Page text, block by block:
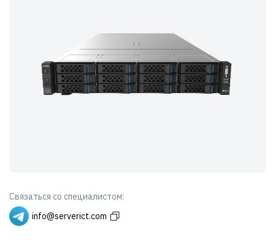
Связаться со специалистом:
info@serverict.com